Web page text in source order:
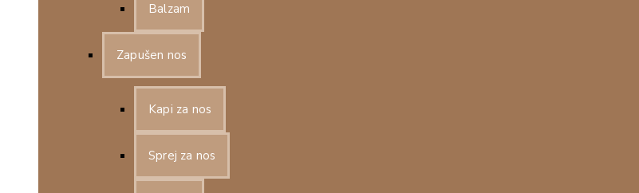
Balzam
Zapušen nos
Kapi za nos
Sprej za nos